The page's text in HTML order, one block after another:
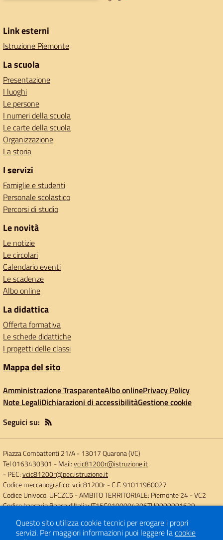
Link esterni
Istruzione Piemonte
La scuola
Presentazione
I luoghi
Le persone
I numeri della scuola
Le carte della scuola
Organizzazione
La storia
I servizi
Famiglie e studenti
Personale scolastico
Percorsi di studio
Le novità
Le notizie
Le circolari
Calendario eventi
Le scadenze
Albo online
La didattica
Offerta formativa
Le schede didattiche
I progetti delle classi
Mappa del sito
Amministrazione TrasparenteAlbo onlinePrivacy Policy
Note LegaliDichiarazioni di accessibilitàGestione cookie
Seguici su:
Piazza Combattenti 21/A-13017 Quarona (VC)
Tel 0163430301 - Mail:vcic81200r@istruzione.it
- PEC:vcic81200r@pec.istruzione.it
Codice meccanografico: vcic81200r- C.F. 91011960027
Codice Univoco: UFCZC5 - AMBITO TERRITORIALE: Piemonte 24 - VC2
Codice bancario Banca d'Italia: IT15C0100004306TU0000001629
Concept & Design by Designers Italia
Questo sito utilizza cookie tecnici per erogare i propri
servizi. Per maggiori informazioni puoi leggere lacookie